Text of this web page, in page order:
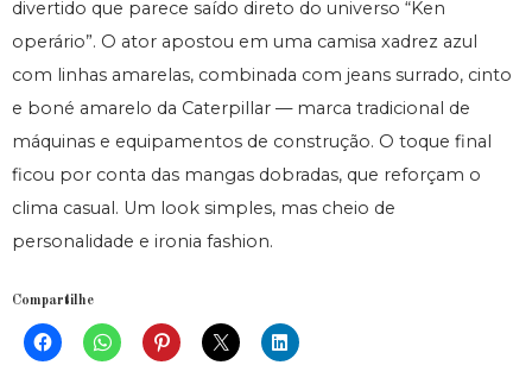
divertido que parece saído direto do universo “Ken
operário”. O ator apostou em uma camisa xadrez azul
com linhas amarelas, combinada com jeans surrado, cinto
e boné amarelo da Caterpillar — marca tradicional de
máquinas e equipamentos de construção. O toque final
ficou por conta das mangas dobradas, que reforçam o
clima casual. Um look simples, mas cheio de
personalidade e ironia fashion.
Compartilhe